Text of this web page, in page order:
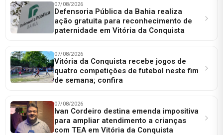
07/08/2026
Defensoria Pública da Bahia realiza
ação gratuita para reconhecimento de
paternidade em Vitória da Conquista
07/08/2026
Vitória da Conquista recebe jogos de
quatro competições de futebol neste fim
de semana; confira
07/08/2026
Ivan Cordeiro destina emenda impositiva
para ampliar atendimento a crianças
com TEA em Vitória da Conquista